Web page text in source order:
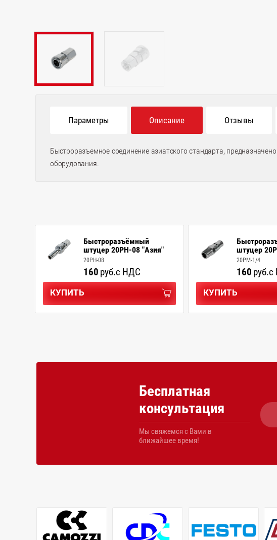
Параметры Описание Отзывы
Быстроразъемное соединение азиатского стандарта,
оборудования.
Быстроразъёмный
штуцер 20PH-08 "Азия"
20PH-08
160 руб.с НДС
КУПИТЬ
штуцер
20PM-1/4
160 руб.с
КУПИТЬ
Бесплатная
консультация
Мы свяжемся с Вами в
ближайшее время!